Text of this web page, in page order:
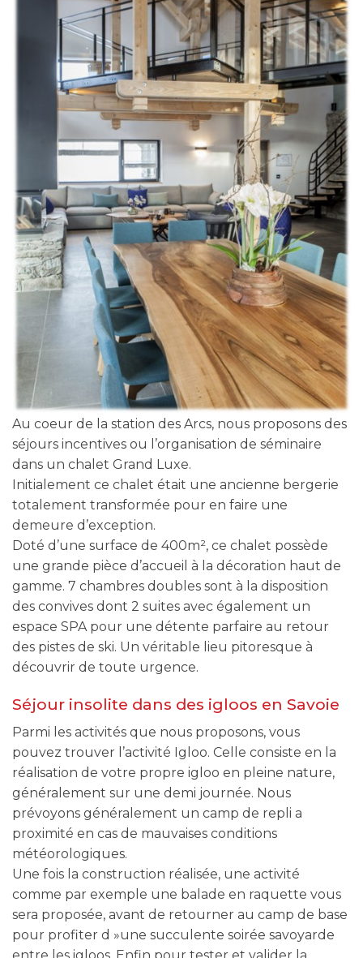
Au coeur de la station des Arcs, nous proposons des
séjours incentives ou l’organisation de séminaire
dans un chalet Grand Luxe.
Initialement ce chalet était une ancienne bergerie
totalement transformée pour en faire une
demeure d’exception.
Doté d’une surface de 400m², ce chalet possède
une grande pièce d’accueil à la décoration haut de
gamme. 7 chambres doubles sont à la disposition
des convives dont 2 suites avec également un
espace SPA pour une détente parfaire au retour
des pistes de ski. Un véritable lieu pitoresque à
découvrir de toute urgence.
Séjour insolite dans des igloos en Savoie
Parmi les activités que nous proposons, vous
pouvez trouver l’activité Igloo. Celle consiste en la
réalisation de votre propre igloo en pleine nature,
généralement sur une demi journée. Nous
prévoyons généralement un camp de repli a
proximité en cas de mauvaises conditions
météorologiques.
Une fois la construction réalisée, une activité
comme par exemple une balade en raquette vous
sera proposée, avant de retourner au camp de base
pour profiter d »une succulente soirée savoyarde